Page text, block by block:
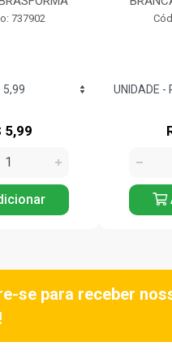
737902
5,99
se para receber